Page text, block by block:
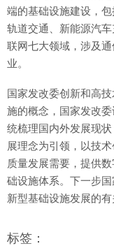
端的基础设施建设，
轨道交通、新能源汽
联网七大领域，涉及
业。
国家发改委创新和高
施的概念，国家发改
统梳理国内外发展现
展理念为引领，以技
质量发展需要，提供
础设施体系。下一步
新型基础设施发展的有
标签：